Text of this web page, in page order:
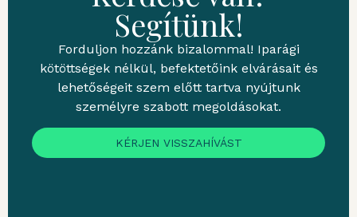
Segítünk!
Forduljon hozzánk bizalommal! Iparági
kötöttségek nélkül, befektetőink elvárásait és
lehetőségeit szem előtt tartva nyújtunk
személyre szabott megoldásokat.
KÉRJEN VISSZAHÍVÁST